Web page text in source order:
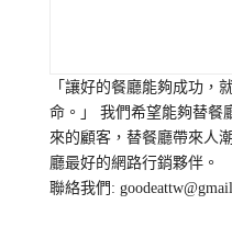
「讓好的餐廳能夠成功，
命。」 我們希望能夠替餐
來的顧客，替餐廳帶來人
廳最好的網路行銷夥伴。
聯絡我們: